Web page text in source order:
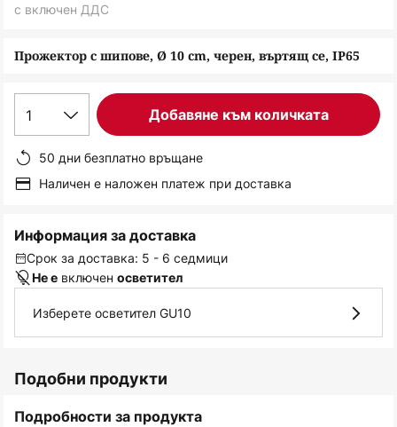
снимки
Прожектор с шипове, Ø 10 cm, черен, въртящ се, IP65
с включен ДДС
1 Добавяне към количката
50 дни безплатно връщане
Наличен е наложен платеж при доставка
Информация за доставка
Срок за доставка: 5 - 6 седмици
Не е включен осветител
Изберете осветител GU10
Подобни продукти
Подробности за продукта